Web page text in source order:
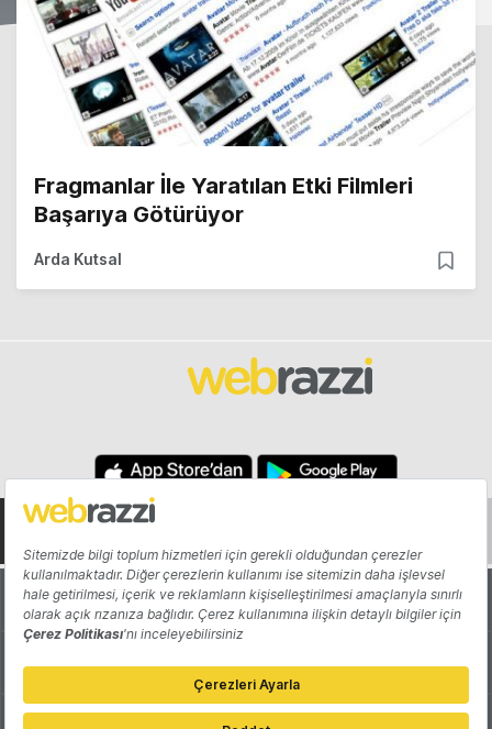
Fragmanlar İle Yaratılan Etki Filmleri
Başarıya Götürüyor
Arda Kutsal
Hakkında Yazarlar
Katkıda Bulun Reklam